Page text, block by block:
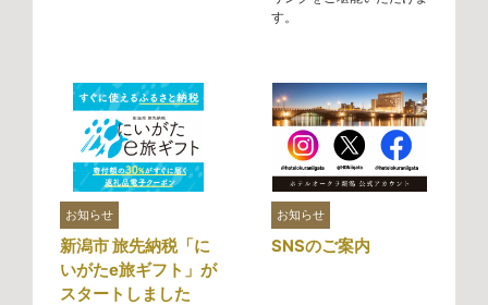
す。
お知らせ
新潟市 旅先納税「に
いがたe旅ギフト」が
スタートしました
お知らせ
SNSのご案内